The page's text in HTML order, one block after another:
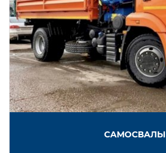
САМОСВАЛЫ